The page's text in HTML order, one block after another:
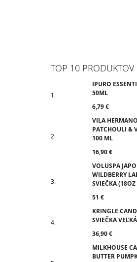
TOP 10 PRODUKTOV
IPURO
50ML
6,79 €
VILA
PATCHOULI &
100 ML
16,90 €
VOLUSPA
WILDBERRY
SVIEČKA
51 €
KRINGLE
SVIEČKA
36,90 €
MILKHOUSE
BUTTER